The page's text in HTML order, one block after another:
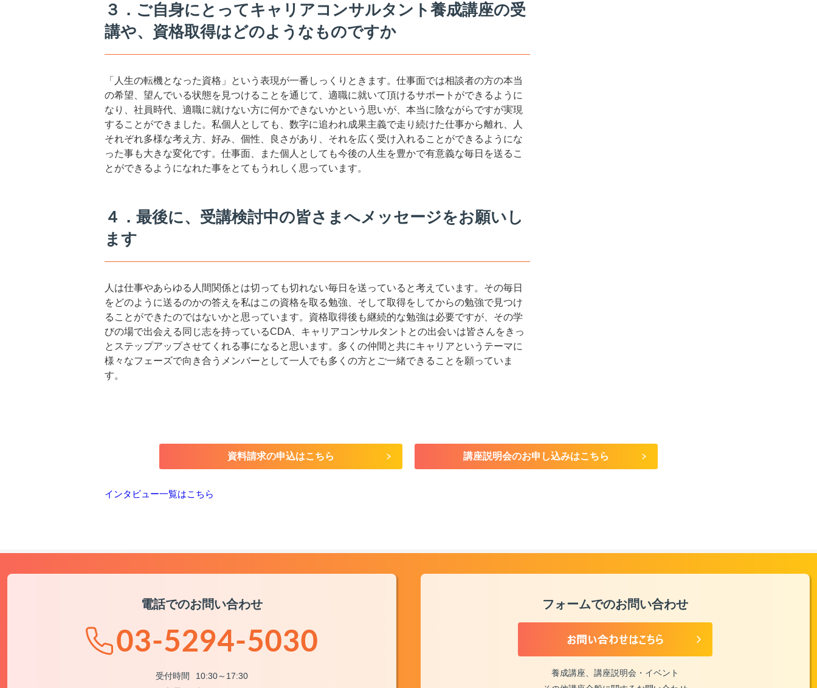
３．ご自身にとってキャリアコンサルタント養成講座の受
講や、資格取得はどのようなものですか
「人生の転機となった資格」という表現が一番しっくりときます。仕事面では相談者の方の本当
の希望、望んでいる状態を見つけることを通じて、適職に就いて頂けるサポートができるように
なり、社員時代、適職に就けない方に何かできないかという思いが、本当に陰ながらですが実現
することができました。私個人としても、数字に追われ成果主義で走り続けた仕事から離れ、人
それぞれ多様な考え方、好み、個性、良さがあり、それを広く受け入れることができるようにな
った事も大きな変化です。仕事面、また個人としても今後の人生を豊かで有意義な毎日を送るこ
とができるようになれた事をとてもうれしく思っています。
４．最後に、受講検討中の皆さまへメッセージをお願いし
ます
人は仕事やあらゆる人間関係とは切っても切れない毎日を送っていると考えています。その毎日
をどのように送るのかの答えを私はこの資格を取る勉強、そして取得をしてからの勉強で見つけ
ることができたのではないかと思っています。資格取得後も継続的な勉強は必要ですが、その学
びの場で出会える同じ志を持っているCDA、キャリアコンサルタントとの出会いは皆さんをきっ
とステップアップさせてくれる事になると思います。多くの仲間と共にキャリアというテーマに
様々なフェーズで向き合うメンバーとして一人でも多くの方とご一緒できることを願っていま
す。
資料請求の申込はこちら 講座説明会のお申し込みはこちら
インタビュー一覧はこちら
電話でのお問い合わせ
受付時間
10:30～17:30
フォームでのお問い合わせ
養成講座、講座説明会・イベント